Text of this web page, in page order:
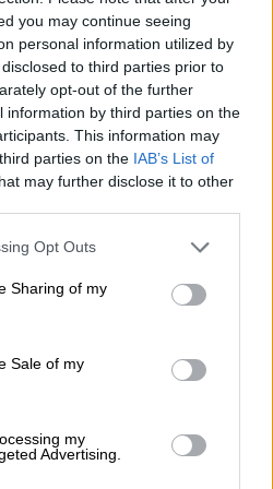
you may continue seeing
personal information utilized by
to third parties prior to
opt-out of the further
information by third parties on the
This information may
parties on the IAB’s List of
may further disclose it to other
app uses one or more Google
behaviour. You may click to
and its third-party tags to
purposes in below Google
Opt Outs
Sharing of my
Sale of my
my
Advertising.
ρεύματος
του κοινού δηλώνει
διάστημα την
. Πρόκειται άλλωστε
τη μεγαλύτερη
διάστημα.
στις δευτερεύουσες
αγαθών,εντονότερη
χρημάτων στις
των καταναλωτών
για προσωπική
βελτίωσης ή για
αγορές για
για ρούχα ή για είδη